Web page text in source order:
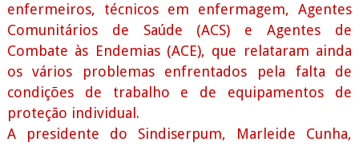
enfermeiros, técnicos em enfermagem, Agentes
Comunitários de Saúde (ACS) e Agentes de
Combate às Endemias (ACE), que relataram ainda
os vários problemas enfrentados pela falta de
condições de trabalho e de equipamentos de
proteção individual.
A presidente do Sindiserpum, Marleide Cunha,